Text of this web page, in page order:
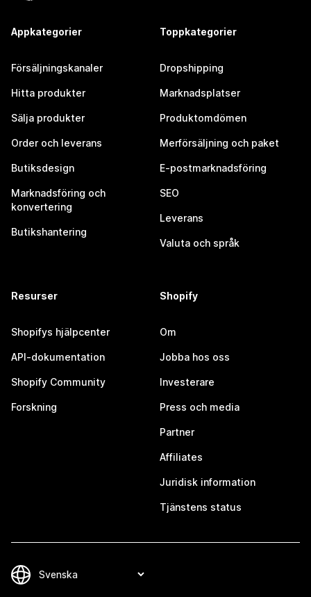
Appkategorier
Försäljningskanaler
Hitta produkter
Sälja produkter
Order och leverans
Butiksdesign
Marknadsföring och
konvertering
Butikshantering
Toppkategorier
Dropshipping
Marknadsplatser
Produktomdömen
Merförsäljning och paket
E-postmarknadsföring
SEO
Leverans
Valuta och språk
Resurser
Shopifys hjälpcenter
API-dokumentation
Shopify Community
Forskning
Shopify
Om
Jobba hos oss
Investerare
Press och media
Partner
Affiliates
Juridisk information
Tjänstens status